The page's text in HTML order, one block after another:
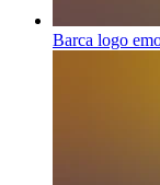
Barca logo